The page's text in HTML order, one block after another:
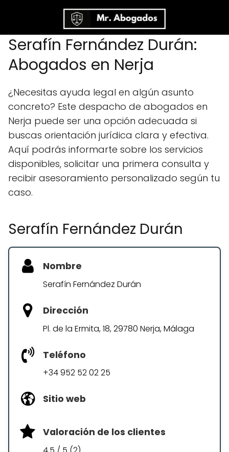
Serafín Fernández Durán:
Abogados en Nerja
¿Necesitas ayuda legal en algún asunto
concreto? Este despacho de abogados en
Nerja puede ser una opción adecuada si
buscas orientación jurídica clara y efectiva.
Aquí podrás informarte sobre los servicios
disponibles, solicitar una primera consulta y
recibir asesoramiento personalizado según tu
caso.
Serafín Fernández Durán
Nombre
Serafín Fernández Durán
Dirección
Pl. de la Ermita, 18, 29780 Nerja, Málaga
Teléfono
+34 952 52 02 25
Sitio web
Valoración de los clientes